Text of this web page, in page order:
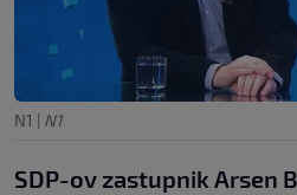
N1 | N1
SDP-ov zastupnik Arsen